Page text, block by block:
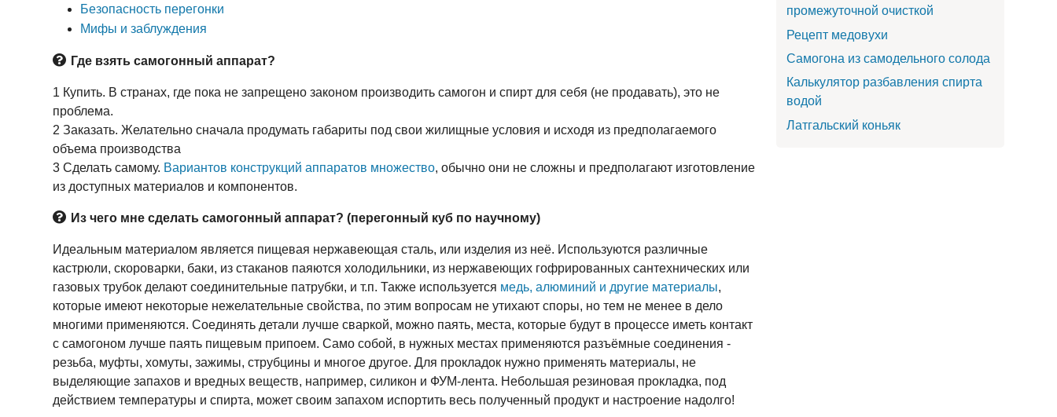
Безопасность перегонки
Мифы и заблуждения
Где взять самогонный аппарат?
1 Купить. В странах, где пока не запрещено законом производить самогон и спирт для себя (не продавать), это не
проблема.
2 Заказать. Желательно сначала продумать габариты под свои жилищные условия и исходя из предполагаемого
объема производства
3 Сделать самому. Вариантов конструкций аппаратов множество, обычно они не сложны и предполагают изготовление
из доступных материалов и компонентов.
Из чего мне сделать самогонный аппарат? (перегонный куб по научному)
Идеальным материалом является пищевая нержавеющая сталь, или изделия из неё. Используются различные
кастрюли, скороварки, баки, из стаканов паяются холодильники, из нержавеющих гофрированных сантехнических или
газовых трубок делают соединительные патрубки, и т.п. Также используется медь, алюминий и другие материалы,
которые имеют некоторые нежелательные свойства, по этим вопросам не утихают споры, но тем не менее в дело
многими применяются. Соединять детали лучше сваркой, можно паять, места, которые будут в процессе иметь контакт
с самогоном лучше паять пищевым припоем. Само собой, в нужных местах применяются разъёмные соединения -
резьба, муфты, хомуты, зажимы, струбцины и многое другое. Для прокладок нужно применять материалы, не
выделяющие запахов и вредных веществ, например, силикон и ФУМ-лента. Небольшая резиновая прокладка, под
действием температуры и спирта, может своим запахом испортить весь полученный продукт и настроение надолго!
промежуточной очисткой
Рецепт медовухи
Самогона из самодельного солода
Калькулятор разбавления спирта
водой
Латгальский коньяк